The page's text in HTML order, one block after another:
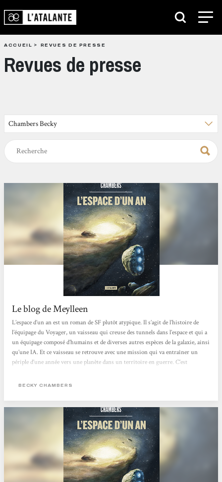
ACCUEIL REVUES DE PRESSE
Revues de presse
Le blog de Meylleen
L’espace d’un an est un roman de SF plutôt atypique. Il s’agit de l’histoire de
l’équipage du Voyager, un vaisseau qui creuse des tunnels dans l’espace et qui a
un équipage composé d’humains et de diverses autres espèces de la galaxie, ainsi
qu’une IA. Et ce vaisseau se retrouve avec une mission qui va entraîner un
périple d’une année vers une planète dans un territoire en guerre. C’est
importance. Ce qui compte vraiment c’est le voyage, d’ailleurs pour...
BECKY CHAMBERS